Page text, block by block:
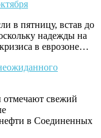
в пятницу, встав до
надежды на
в еврозоне…
отмечают свежий
в Соединенных